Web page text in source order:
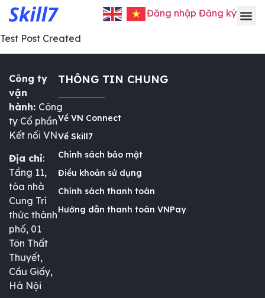
Đăng nhập Đăng ký
Test Post Created
Công ty
vận
hành: Công
ty Cổ phần
Kết nối VN
Địa chỉ:
Tầng 11,
tòa nhà
Cung Trí
thức thành
phố, 01
Tôn Thất
Thuyết,
Cầu Giấy,
Hà Nội
THÔNG TIN CHUNG
Về VN Connect
Về Skill7
Chính sách bảo mật
Điều khoản sử dụng
Chính sách thanh toán
Hướng dẫn thanh toán VNPay